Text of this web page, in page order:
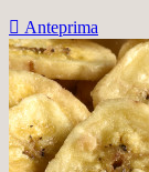
 Anteprima